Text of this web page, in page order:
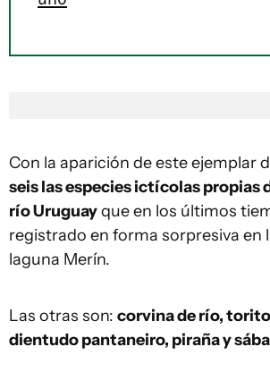
Con la aparición de este ejemplar
seis las especies ictícolas propias
río Uruguayque en los últimos
registrado en forma sorpresiva en
laguna Merín.
Las otras son: corvina de río,
dientudo pantaneiro, piraña y